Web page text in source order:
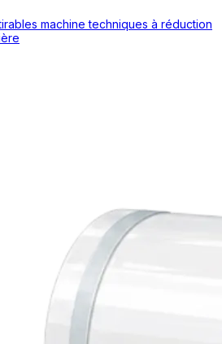
machine techniques à réduction